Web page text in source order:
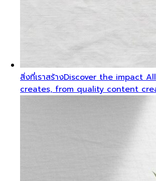
สิ่งที่เราสร้างDiscover the impact
creates, from quality content